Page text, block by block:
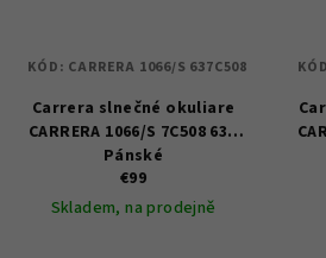
Carrera slnečné okuliare
CARRERA 1066/S 7C508 63 -
Pánské
€99
Skladem, na prodejně
KÓD: CARRERA 1066/S 637C508